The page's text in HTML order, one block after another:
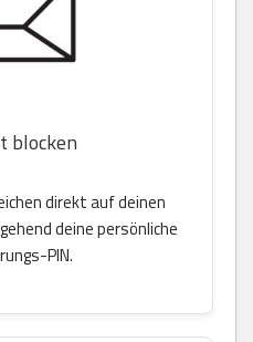
blocken
direkt auf deinen
deine persönliche
PIN.